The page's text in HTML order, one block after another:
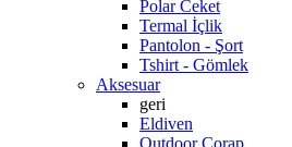
Polar Ceket
Termal İçlik
Pantolon - Şort
Tshirt - Gömlek
Aksesuar
geri
Eldiven
Outdoor Çorap